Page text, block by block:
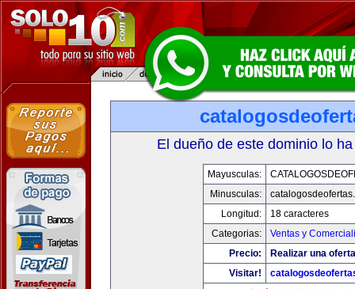
El dueño de este dominio lo
Mayusculas:
Minusculas:
Longitud:
18 caracteres
Categorias:
Ventas y
Precio:
Realizar una
Visitar!